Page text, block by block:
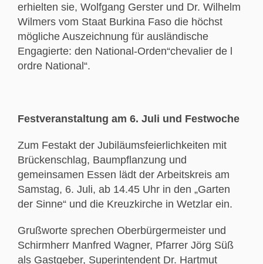
erhielten sie, Wolfgang Gerster und Dr. Wilhelm
Wilmers vom Staat Burkina Faso die höchst
mögliche Auszeichnung für ausländische
Engagierte: den National-Orden“chevalier de l
ordre National“.
Festveranstaltung am 6. Juli und Festwoche
Zum Festakt der Jubiläumsfeierlichkeiten mit
Brückenschlag, Baumpflanzung und
gemeinsamen Essen lädt der Arbeitskreis am
Samstag, 6. Juli, ab 14.45 Uhr in den „Garten
der Sinne“ und die Kreuzkirche in Wetzlar ein.
Grußworte sprechen Oberbürgermeister und
Schirmherr Manfred Wagner, Pfarrer Jörg Süß
als Gastgeber, Superintendent Dr. Hartmut